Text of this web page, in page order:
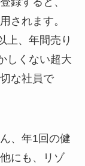
されます。
上、年間売り
しくない超大
な社員で
、年1回の健
にも、リゾ